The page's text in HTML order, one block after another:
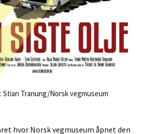
Stian Tranung/Norsk vegmuseum
hvor Norsk vegmuseum åpnet den